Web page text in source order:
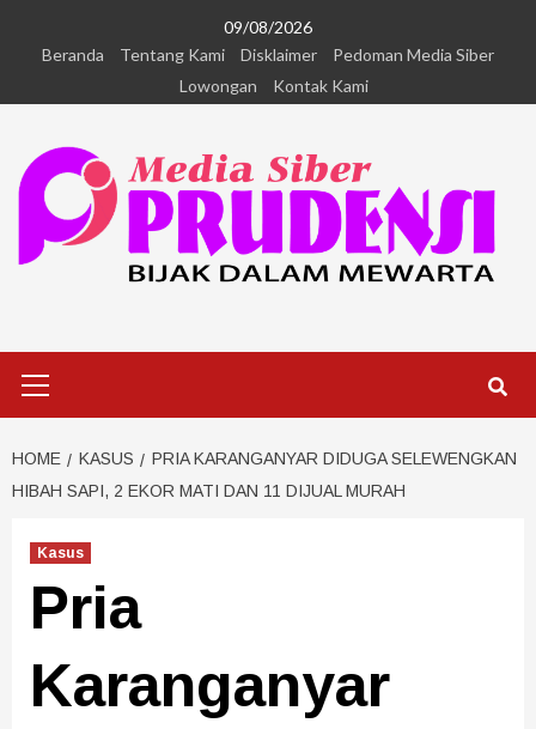
09/08/2026
Beranda
Tentang Kami Disklaimer
Pedoman Media Siber
Lowongan
Kontak Kami
HOME KASUS
PRIA KARANGANYAR DIDUGA SELEWENGKAN
HIBAH SAPI, 2 EKOR MATI DAN 11 DIJUAL MURAH
Kasus
Pria
Karanganyar